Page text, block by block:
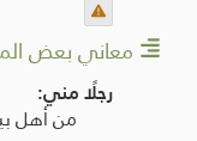
معاني بعض
رجلًا مني:
من أهل